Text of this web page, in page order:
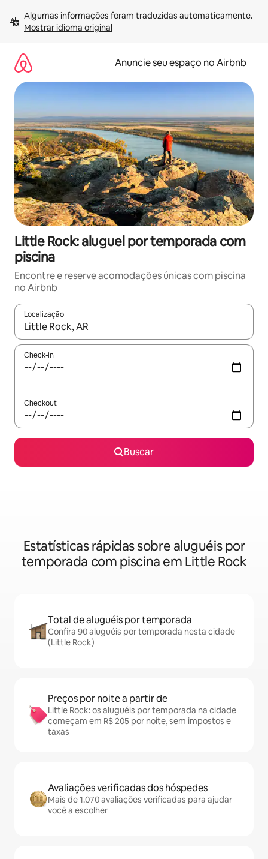
para
Mostrar idioma original
Anuncie seu espaço no Airbnb
Little Rock: aluguel por temporada com
piscina
Encontre e reserve acomodações únicas com piscina
no Airbnb
Localização
Quando os resultados estiverem disponíveis, explore-os
Check-in
Checkout
Buscar
Estatísticas rápidas sobre aluguéis por
temporada com piscina em Little Rock
Total de aluguéis por temporada
Confira 90 aluguéis por temporada nesta cidade
(Little Rock)
Preços por noite a partir de
Little Rock: os aluguéis por temporada na cidade
começam em R$ 205 por noite, sem impostos e
taxas
Avaliações verificadas dos hóspedes
Mais de 1.070 avaliações verificadas para ajudar
você a escolher